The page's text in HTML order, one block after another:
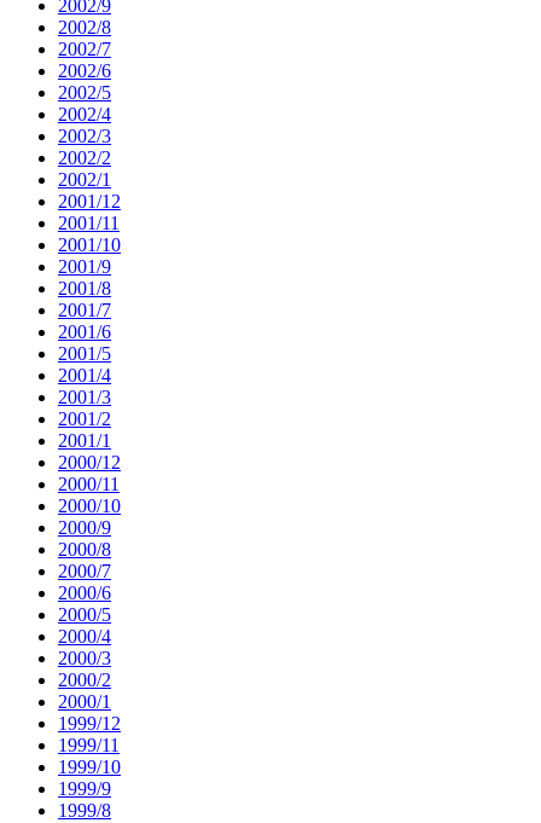
2002/9
2002/8
2002/7
2002/6
2002/5
2002/4
2002/3
2002/2
2002/1
2001/12
2001/11
2001/10
2001/9
2001/8
2001/7
2001/6
2001/5
2001/4
2001/3
2001/2
2001/1
2000/12
2000/11
2000/10
2000/9
2000/8
2000/7
2000/6
2000/5
2000/4
2000/3
2000/2
2000/1
1999/12
1999/11
1999/10
1999/9
1999/8